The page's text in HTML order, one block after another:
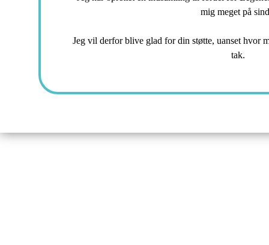
mig meget på
Jeg vil derfor blive glad for din støtte, uanset hvor
tak.